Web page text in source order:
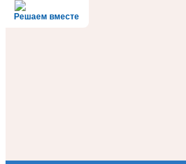
Решаем вместе